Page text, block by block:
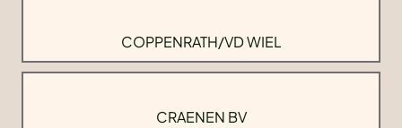
COPPENRATH/VD WIEL
CRAENEN BV